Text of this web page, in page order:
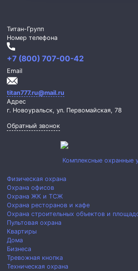
Комплексные охранные
Титан-Групп
Номер телефона
+7 (800) 707-00-42
Email
titan777.ru@mail.ru
Адрес
г. Новоуральск, ул. Первомайская, 78
Обратный звонок
Физическая охрана
Охрана офисов
Охрана ЖК и ТСЖ
Охрана ресторанов и кафе
Охрана строительных объектов и
Пультовая охрана
Квартиры
Дома
Бизнеса
Тревожная кнопка
Техническая охрана